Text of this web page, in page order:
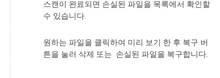
스캔이 완료되면 손실된 파일을 목록에서 확인할
수 있습니다.
원하는 파일을 클릭하여 미리 보기 한 후 복구 버
튼을 눌러 삭제 또는 손실된 파일을 복구합니다.